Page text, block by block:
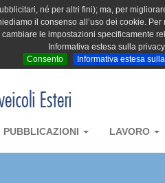
né per altri fini); ma, per
il consenso all’uso dei cookie.
le impostazioni
Informativa estesa sulla
Consento
Informativa estesa
PUBBLICAZIONI LAVORO